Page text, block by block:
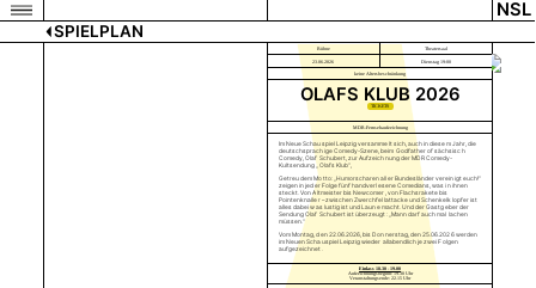
NSL
SPIELPLAN
Bühne Theatersaal
23.06.2026 Dienstag 19:00
keine Altersbeschränkung
OLAFS KLUB 2026
TICKETS
MDR-Fernsehaufzeichnung
Im Neue Schauspiel Leipzig versammelt sich, auch in diesem Jahr, die
deutschsprachige Comedy-Szene, beim Godfather of sächsisch
Comedy, Olaf Schubert, zur Aufzeichnung der MDR Comedy-
Kultsendung „Olafs Klub“,
Getreu dem Motto: „Humorscharen aller Bundesländer vereinigt euch!“
zeigen in jeder Folge fünf handverlesene Comedians, was in ihnen
steckt. Von Altmeister bis Newcomer, von Flachsrakete bis
Pointenknaller – zwischen Zwerchfellattacke und Schenkelklopfer ist
alles dabei was lustig ist und Laune macht. Und der Gastgeber der
Sendung Olaf Schubert ist überzeugt: „Mann darf auch mal lachen
müssen.“
Vom Montag, den 22.06.2026, bis Donnerstag, den 25.06.2026 werden
im Neuen Schauspiel Leipzig wieder allabendlich je zwei Folgen
aufgezeichnet.
Einlass 18.30 - 19.00
Aufzeichnungsbeginn: 19.30 Uhr
Veranstaltungsende: 22.15 Uhr